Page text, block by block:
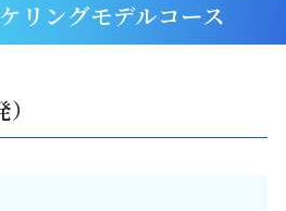
リングモデルコース